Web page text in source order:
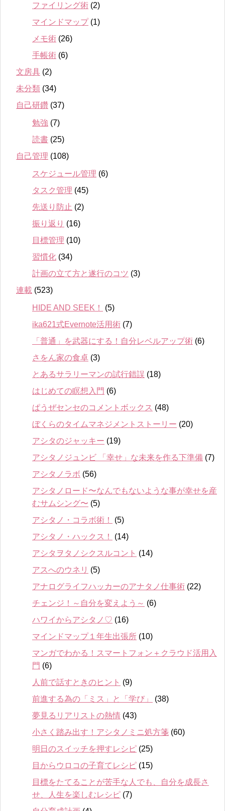
ファイリング術 (2)
マインドマップ(1)
メモ術 (26)
手帳術 (6)
文房具 (2)
未分類 (34)
自己研鑽 (37)
勉強 (7)
読書 (25)
自己管理 (108)
スケジュール管理 (6)
タスク管理 (45)
先送り防止 (2)
振り返り (16)
目標管理 (10)
習慣化 (34)
計画の立て方と遂行のコツ (3)
連載 (523)
HIDE AND SEEK！
(5)
ika621式Evernote活用術 (7)
「普通」を武器にする！自分レベルアップ術 (6)
さをん家の食卓 (3)
とあるサラリーマンの試行錯誤 (18)
はじめての瞑想入門 (6)
ぱうぜセンセのコメントボックス (48)
ぼくらのタイムマネジメントストーリー (20)
アシタのジャッキー (19)
アシタノジュンビ 「幸せ」な未来を作る下準備 (7)
アシタノラボ (56)
アシタノロード〜なんでもないような事が幸せを産
むサムシング〜 (5)
アシタノ・コラボ術！
(5)
アシタノ・ハックス！
(14)
アシタヲタノシクスルコント (14)
アスへのウネリ (5)
アナログライフハッカーのアナタノ仕事術 (22)
チェンジ！～自分を変えよう～ (6)
ハワイからアシタノ♡ (16)
マインドマップ１年生出張所 (10)
マンガでわかる！スマートフォン＋クラウド活用入
門 (6)
人前で話すときのヒント (9)
前進する為の「ミス」と「学び」
(38)
夢見るリアリストの熱情 (43)
小さく踏み出す！アシタノミニ処方箋 (60)
明日のスイッチを押すレシピ (25)
目からウロコの子育てレシピ (15)
目標をたてることが苦手な人でも、自分を成長さ
せ、人生を楽しむレシピ (7)